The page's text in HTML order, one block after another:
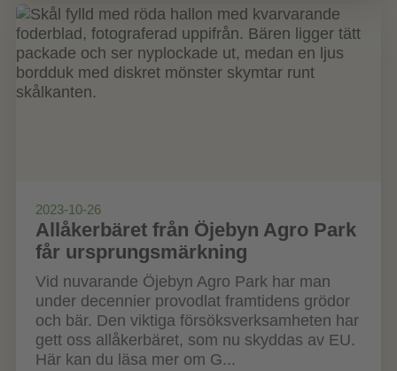
2023-10-26
Allåkerbäret från Öjebyn Agro Park
får ursprungsmärkning
Vid nuvarande Öjebyn Agro Park har man
under decennier provodlat framtidens grödor
och bär. Den viktiga försöksverksamheten har
gett oss allåkerbäret, som nu skyddas av EU.
Här kan du läsa mer om G...